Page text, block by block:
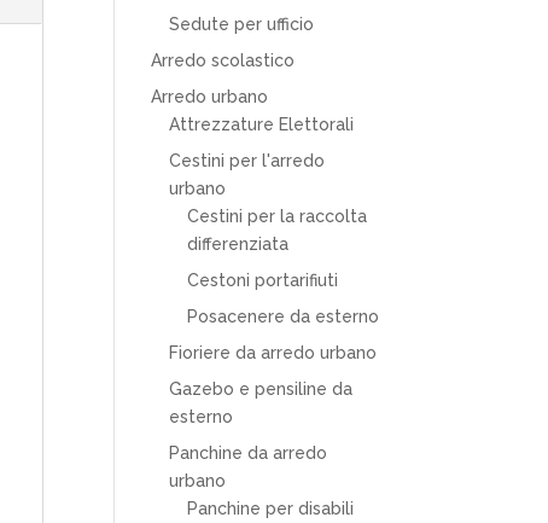
Sedute per ufficio
Arredo scolastico
Arredo urbano
Attrezzature Elettorali
Cestini per l'arredo
urbano
Cestini per la raccolta
differenziata
Cestoni portarifiuti
Posacenere da esterno
Fioriere da arredo urbano
Gazebo e pensiline da
esterno
Panchine da arredo
urbano
Panchine per disabili